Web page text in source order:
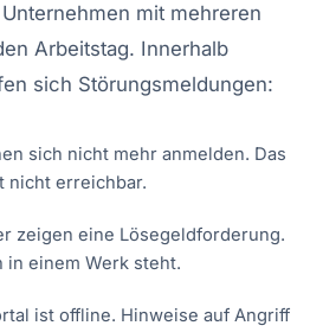
mit mehreren
Arbeitstag. Innerhalb
sich Störungsmeldungen:
sich nicht mehr anmelden. Das
nicht erreichbar.
zeigen eine Lösegeldforderung.
in einem Werk steht.
ist offline. Hinweise auf Angriff